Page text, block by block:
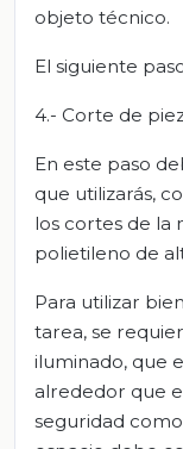
objeto técnico.
El siguiente
4.- Corte de
En este paso
que utilizarás,
los cortes de la
polietileno de
Para utilizar
tarea, se
iluminado, que
alrededor que
seguridad